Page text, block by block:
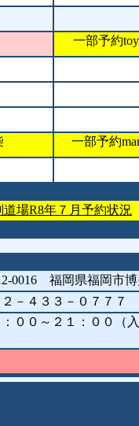
一部予約
一部予約
道場R8年７月予約状況
0016 福岡県福岡市博
－４３３－０７７７
００～２１：００（